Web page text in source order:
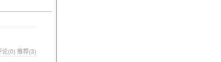
论(0) 推荐(3)